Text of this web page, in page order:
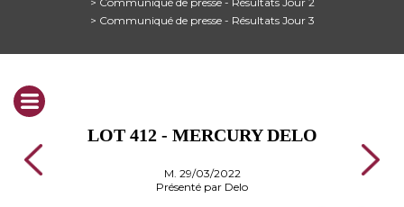
> Communiqué de presse - Résultats Jour 3
LOT 412 - MERCURY DELO
M. 29/03/2022
Présenté par Delo